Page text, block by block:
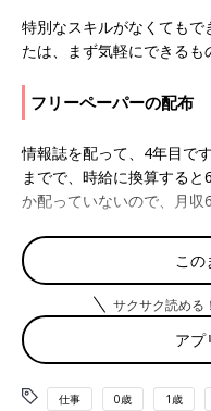
特別なスキルがなくても
たは、まず気軽にできるも
フリーペーパーの配布
情報誌を配って、4年目で
までで、時給に換算する
か配っていないので、月収
ミステリーショッパー
指定されたスーパーで買
いいかな～と思ってます。
で、上乗せ謝礼があった
魚、野菜など調査じゃなく
この
サクサク読める
アプ
仕事 0歳 1歳